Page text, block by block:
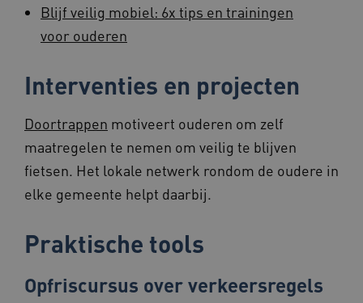
Blijf veilig mobiel: 6x tips en trainingen
voor ouderen
Interventies en projecten
Doortrappen motiveert ouderen om zelf
maatregelen te nemen om veilig te blijven
fietsen. Het lokale netwerk rondom de oudere in
elke gemeente helpt daarbij.
Praktische tools
Opfriscursus over verkeersregels
AWSALBCORS
.youtube.com
weken
x-ms-routing-name
UMB_SESSION www.beteroud.nl
Google Privacy Policy